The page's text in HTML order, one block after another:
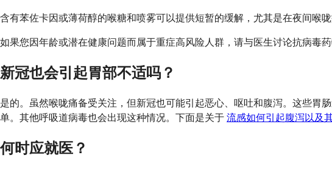
含有苯佐卡因或薄荷醇的喉糖和喷雾可以提供短暂的缓解，尤其是在夜间喉咙
如果您因年龄或潜在健康问题而属于重症高风险人群，请与医生讨论抗病毒
新冠也会引起胃部不适吗？
是的。虽然喉咙痛备受关注，但新冠也可能引起恶心、呕吐和腹泻。这些胃
单。其他呼吸道病毒也会出现这种情况。下面是关于 流感如何引起腹泻以及
何时应就医？